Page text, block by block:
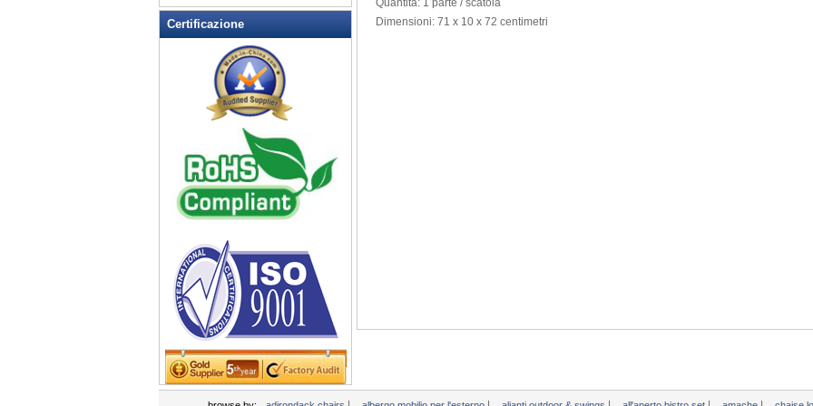
Rocking Chairs all'aperto
Sedia pieghevole
Sedie patio esterno
Tavoli da picnic
Tempo libero Tabella
Wicker Patio Mobili
Woodard Mobili
Certificazione
Quantità: 1 parte / scatola
Dimensioni: 71 x 10 x 72 centimetri